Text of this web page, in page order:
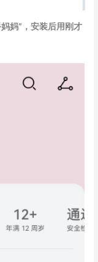
妈”，安装后用刚才